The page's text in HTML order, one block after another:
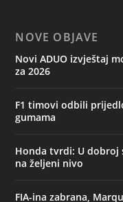
NOVE OBJAVE
Novi ADUO izvještaj
za 2026
F1 timovi odbili
gumama
Honda tvrdi: U dobroj
na željeni nivo
FIA-ina zabrana,